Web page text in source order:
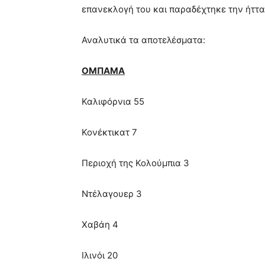
επανεκλογή του και παραδέχτηκε την
Αναλυτικά τα αποτελέσματα:
ΟΜΠΑΜΑ
Καλιφόρνια 55
Κονέκτικατ 7
Περιοχή της Κολούμπια 3
Ντέλαγουερ 3
Χαβάη 4
Ιλινόι 20